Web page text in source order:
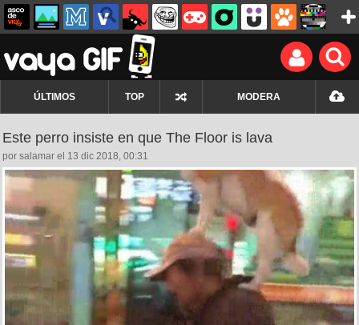
ÚLTIMOS TOP MODERA
Este perro insiste en que The Floor is lava
por salamar el 13 dic 2018, 00:31